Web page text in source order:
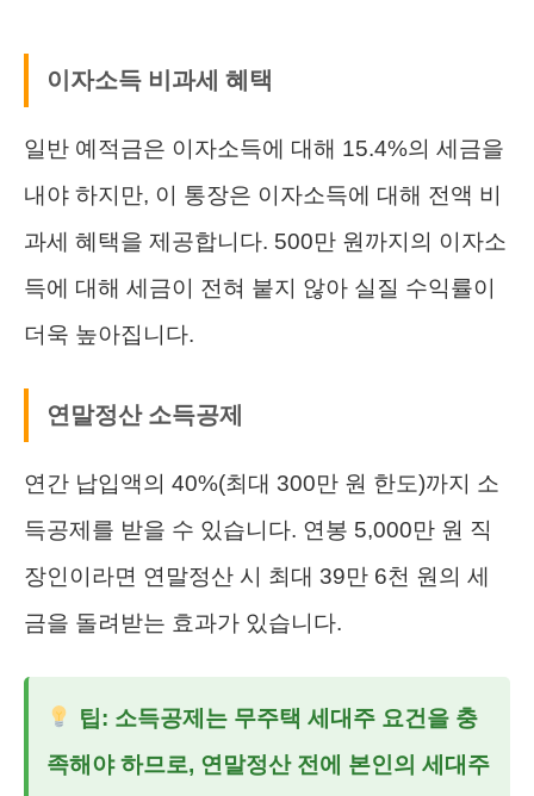
이자소득 비과세 혜택
일반 예적금은 이자소득에 대해 15.4%의 세금을
내야 하지만, 이 통장은 이자소득에 대해 전액 비
과세 혜택을 제공합니다. 500만 원까지의 이자소
득에 대해 세금이 전혀 붙지 않아 실질 수익률이
더욱 높아집니다.
연말정산 소득공제
연간 납입액의 40%(최대 300만 원 한도)까지 소
득공제를 받을 수 있습니다. 연봉 5,000만 원 직
장인이라면 연말정산 시 최대 39만 6천 원의 세
금을 돌려받는 효과가 있습니다.
팁: 소득공제는 무주택 세대주 요건을 충
족해야 하므로, 연말정산 전에 본인의 세대주